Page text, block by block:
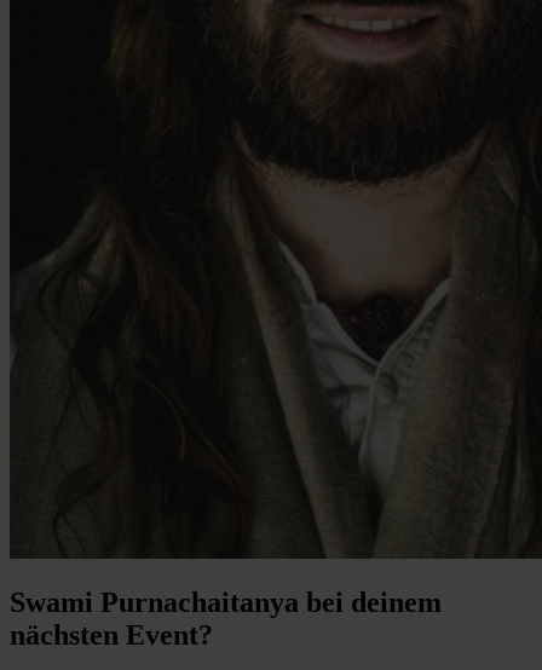
Swami Purnachaitanya bei deinem
nächsten Event?